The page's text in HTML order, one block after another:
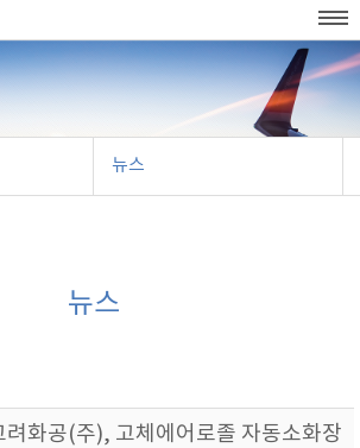
홈
지
네
비
션
KOR ENG SITEMAP WEB발주
뉴스
뉴스
화공(주), 고체에어로졸 자동소화장